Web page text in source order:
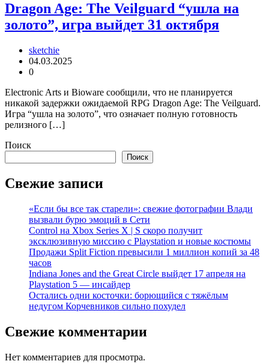
Dragon Age: The Veilguard “ушла на
золото”, игра выйдет 31 октября
sketchie
04.03.2025
0
Electronic Arts и Bioware сообщили, что не планируется
никакой задержки ожидаемой RPG Dragon Age: The Veilguard.
Игра “ушла на золото”, что означает полную готовность
релизного […]
Поиск
Поиск
Свежие записи
«Если бы все так старели»: свежие фотографии Влади
вызвали бурю эмоций в Сети
Control на Xbox Series X | S скоро получит
эксклюзивную миссию с Playstation и новые костюмы
Продажи Split Fiction превысили 1 миллион копий за 48
часов
Indiana Jones and the Great Circle выйдет 17 апреля на
Playstation 5 — инсайдер
Остались одни косточки: борющийся с тяжёлым
недугом Корчевников сильно похудел
Свежие комментарии
Нет комментариев для просмотра.